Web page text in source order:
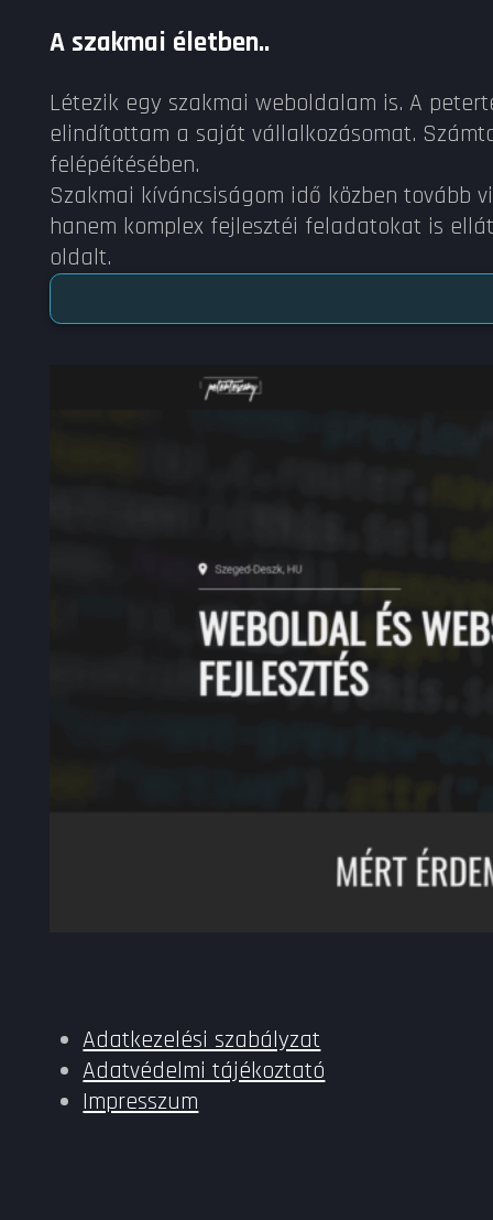
A szakmai életben..
Létezik egy szakmai weboldalam is. A
elindítottam a saját vállalkozásomat.
felépéítésében.
Szakmai kíváncsiságom idő közben tovább
hanem komplex fejlesztéi feladatokat is
oldalt.
Adatkezelési szabályzat
Adatvédelmi tájékoztató
Impresszum